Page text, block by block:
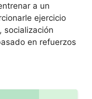
a un
ejercicio
socialización
en refuerzos